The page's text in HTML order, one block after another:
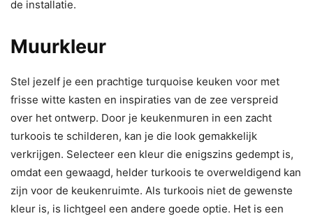
de installatie.
Muurkleur
Stel jezelf je een prachtige turquoise keuken voor met
frisse witte kasten en inspiraties van de zee verspreid
over het ontwerp. Door je keukenmuren in een zacht
turkoois te schilderen, kan je die look gemakkelijk
verkrijgen. Selecteer een kleur die enigszins gedempt is,
omdat een gewaagd, helder turkoois te overweldigend kan
zijn voor de keukenruimte. Als turkoois niet de gewenste
kleur is, is lichtgeel een andere goede optie. Het is een